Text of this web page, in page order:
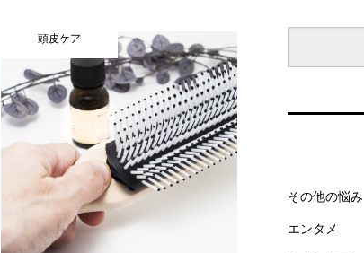
頭皮ケア
その他の悩み
エンタメ